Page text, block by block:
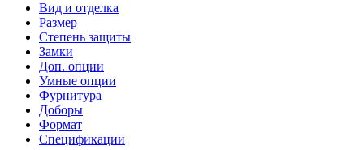
Вид и отделка
Размер
Степень защиты
Замки
Доп. опции
Умные опции
Фурнитура
Доборы
Формат
Спецификации